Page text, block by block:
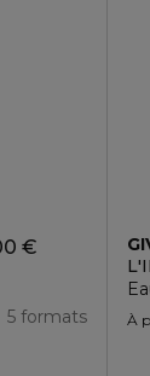
€
5 formats À